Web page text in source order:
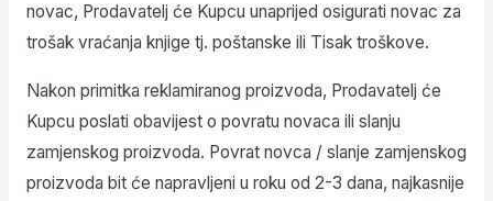
novac, Prodavatelj će Kupcu unaprijed osigurati novac za
trošak vraćanja knjige tj. poštanske ili Tisak troškove.
Nakon primitka reklamiranog proizvoda, Prodavatelj će
Kupcu poslati obavijest o povratu novaca ili slanju
zamjenskog proizvoda. Povrat novca / slanje zamjenskog
proizvoda bit će napravljeni u roku od 2-3 dana, najkasnije